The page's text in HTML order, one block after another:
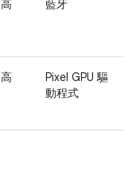
高 藍牙
高
Pixel GPU 驅
動程式